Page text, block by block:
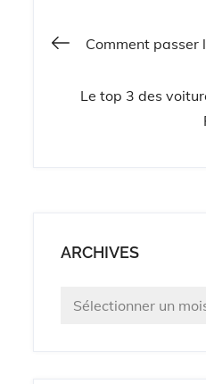
de
Comment passer
Le top 3 des
ARCHIVES
Archives